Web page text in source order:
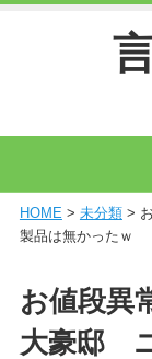
HOME> 未分類>
製品は無かったｗ
お値段異
大豪邸